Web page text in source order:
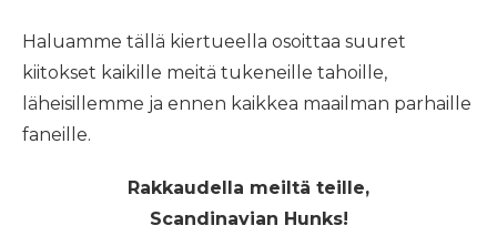
Haluamme tällä kiertueella osoittaa suuret
kiitokset kaikille meitä tukeneille tahoille,
läheisillemme ja ennen kaikkea maailman parhaille
faneille.
Rakkaudella meiltä teille,
Scandinavian Hunks!